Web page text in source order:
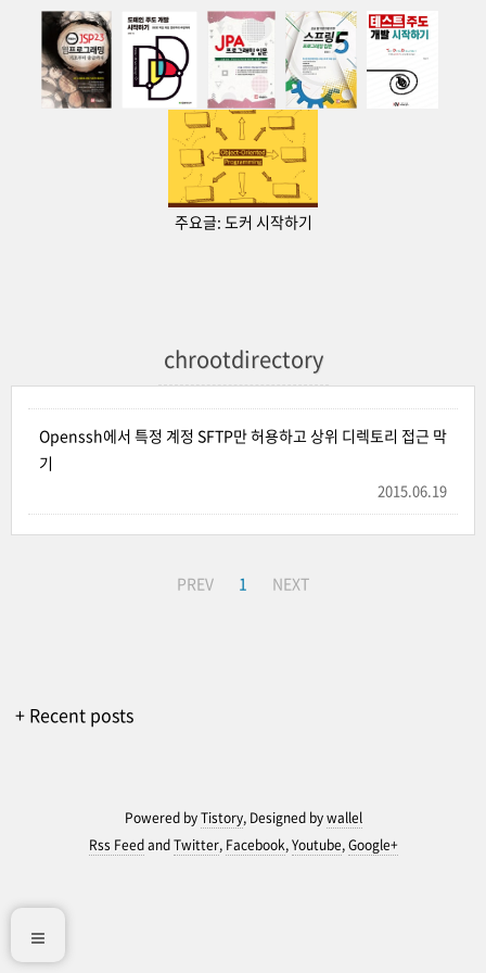
주요글: 도커 시작하기
chrootdirectory
Openssh에서 특정 계정 SFTP만 허용하고 상위 디렉토리 접근 막
기
2015.06.19
PREV 1 NEXT
+ Recent posts
Powered byTistory, Designed bywallel
Rss FeedandTwitter, Facebook,Youtube,Google+